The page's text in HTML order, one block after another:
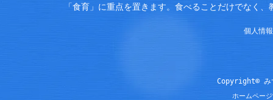
「食育」に重点を置きます。食べることだけでなく
個人情
Copyright© み
ホームペー